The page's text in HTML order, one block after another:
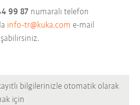
99 87 numaralı telefon
info-tr@kuka.com e-mail
bilgilerinizle otomatik olarak
için